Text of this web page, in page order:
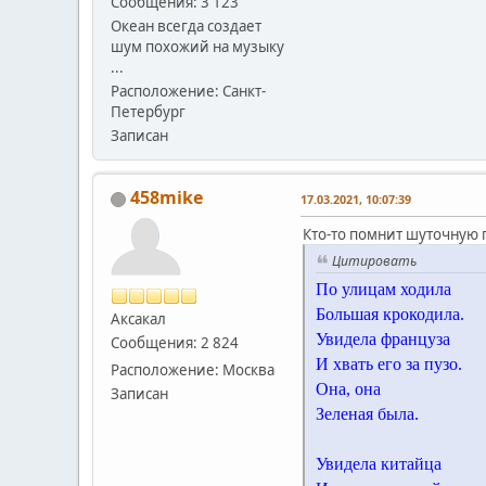
Океан всегда создает
шум похожий на музыку
...
Расположение: Санкт-
Петербург
Записан
458mike
Аксакал
Сообщения: 2 824
Расположение: Москва
Записан
17.03.2021, 10:07:39
Кто-то помнит шуточную
Цитировать
По улицам ходила
Большая крокодила.
Увидела француза
И хвать его за пузо.
Она, она
Зеленая была.
Увидела китайца